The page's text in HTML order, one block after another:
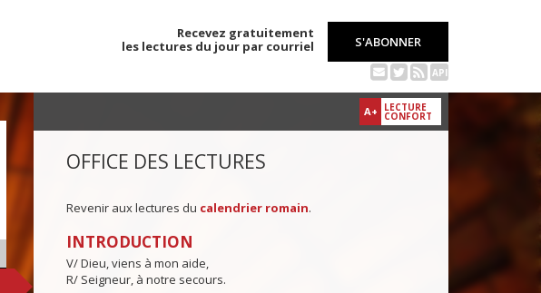
Recevez gratuitement
les lectures du jour par courriel
S'ABONNER
API
A+ LECTURE
CONFORT
OFFICE DES LECTURES
Revenir aux lectures du calendrier romain.
INTRODUCTION
V/ Dieu, viens à mon aide,
R/ Seigneur, à notre secours.